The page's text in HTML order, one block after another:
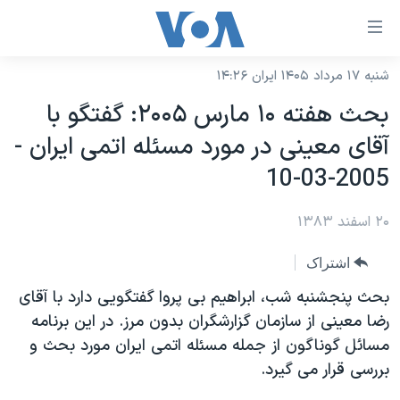
لینکهای
دسترسی
جهش
به
محتوای
اصلی
به
صفحه
جهش
به
جستجو
نسخه سبک وب‌سایت
موضوع ها
آمریکا
جهان
گزیده‌ها
ویژه برنامه‌ها
برنامه های تلویزیونی
جدول برنامه ها
صفحه‌های ویژه
جام جهانی ۲۰۲۶
عملیات خشم حماسی
۲۵۰سالگی آمریکا
فرکانس‌های صدای آمریکا
پخش رادیویی
یادگیری زبان انگلیسی
شنبه ۱۷ مرداد ۱۴۰۵ ایران ۱۴:۲۶
بحث هفته ۱۰ مارس ۲۰۰۵: گفتگو با
آقای معينی در مورد مسئله اتمی ايران -
2005-03-10
۲۰ اسفند ۱۳۸۳
اشتراک
بحث پنجشنبه شب، ابراهيم بی پروا گفتگويی دارد با آقای
رضا معينی از سازمان گزارشگران بدون مرز. در اين برنامه
مسائل گوناگون از جمله مسئله اتمی ايران مورد بحث و
بررسی قرار می گيرد.